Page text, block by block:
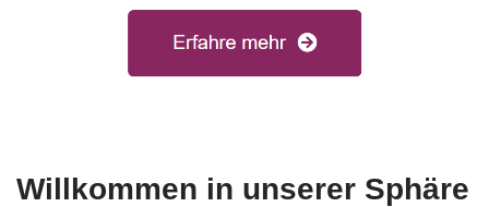
Willkommen in unserer Sphäre